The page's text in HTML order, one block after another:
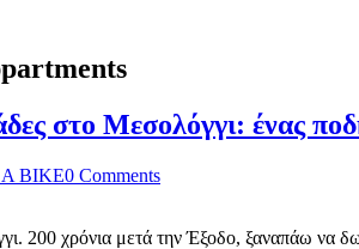
στο Μεσολόγγι: ένας
BIKE0 Comments
200 χρόνια μετά την Έξοδο, ξαναπάω να